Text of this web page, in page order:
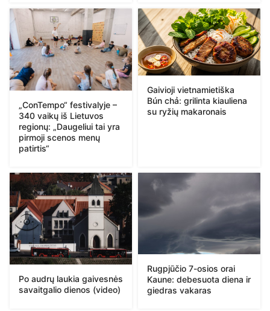
„ConTempo“ festivalyje –
340 vaikų iš Lietuvos
regionų: „Daugeliui tai yra
pirmoji scenos menų
patirtis“
Gaivioji vietnamietiška
Bún chả: grilinta kiauliena
su ryžių makaronais
Po audrų laukia gaivesnės
savaitgalio dienos (video)
Rugpjūčio 7-osios orai
Kaune: debesuota diena ir
giedras vakaras